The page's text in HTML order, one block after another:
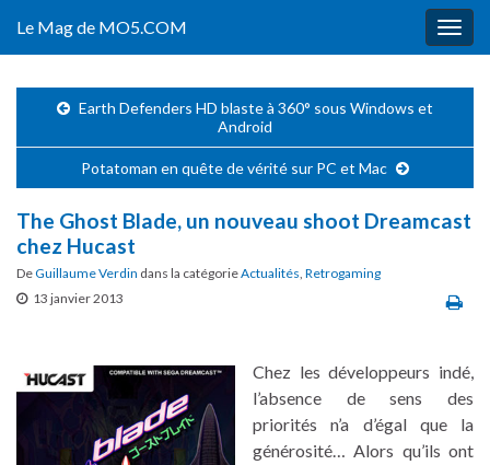
Le Mag de MO5.COM
Earth Defenders HD blaste à 360° sous Windows et
Android
Potatoman en quête de vérité sur PC et Mac
The Ghost Blade, un nouveau shoot Dreamcast
chez Hucast
DeGuillaume Verdin dans la catégorieActualités, Retrogaming
13 janvier 2013
Chez les développeurs indé,
l’absence de sens des
priorités n’a d’égal que la
générosité… Alors qu’ils ont